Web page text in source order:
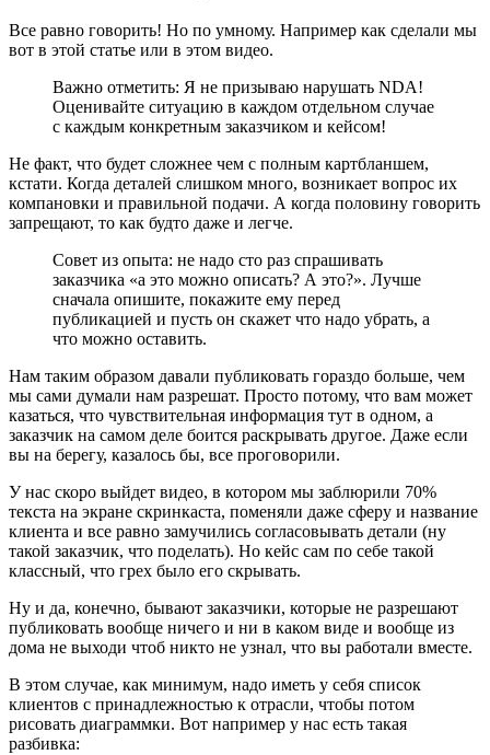
Все равно говорить! Но по умному. Например как сделали мы
вот в этой статье или в этом видео.
Важно отметить: Я не призываю нарушать NDA!
Оценивайте ситуацию в каждом отдельном случае
с каждым конкретным заказчиком и кейсом!
Не факт, что будет сложнее чем с полным картбланшем,
кстати. Когда деталей слишком много, возникает вопрос их
компановки и правильной подачи. А когда половину говорить
запрещают, то как будто даже и легче.
Совет из опыта: не надо сто раз спрашивать
заказчика «а это можно описать? А это?». Лучше
сначала опишите, покажите ему перед
публикацией и пусть он скажет что надо убрать, а
что можно оставить.
Нам таким образом давали публиковать гораздо больше, чем
мы сами думали нам разрешат. Просто потому, что вам может
казаться, что чувствительная информация тут в одном, а
заказчик на самом деле боится раскрывать другое. Даже если
вы на берегу, казалось бы, все проговорили.
У нас скоро выйдет видео, в котором мы заблюрили 70%
текста на экране скринкаста, поменяли даже сферу и название
клиента и все равно замучились согласовывать детали (ну
такой заказчик, что поделать). Но кейс сам по себе такой
классный, что грех было его скрывать.
Ну и да, конечно, бывают заказчики, которые не разрешают
публиковать вообще ничего и ни в каком виде и вообще из
дома не выходи чтоб никто не узнал, что вы работали вместе.
В этом случае, как минимум, надо иметь у себя список
клиентов с принадлежностью к отрасли, чтобы потом
рисовать диаграммки. Вот например у нас есть такая
разбивка: